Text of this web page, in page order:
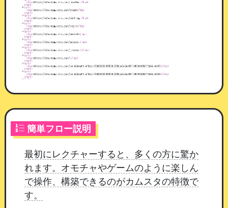
ページ編集内のマイページコンポーネントの設定
に、「本日の出勤をお知らせする」の ON / OFF
と、通知時刻の設定を追加いたしました。
通知する / 通知しない：初期設定は「通知す
る」
通知時刻：6:00 〜 20:00 より選択（初期設定
7:00）
これまでどおりの通知で問題ない場合、設定の変
いと感じられる場合は、通知時刻をご調整くださ
い。
本改修の目的
簡単フロー説明
最初にレクチャーすると、多くの方に驚か
れます。オモチャやゲームのように楽しん
で操作、構築できるのがカムスタの特徴で
す。